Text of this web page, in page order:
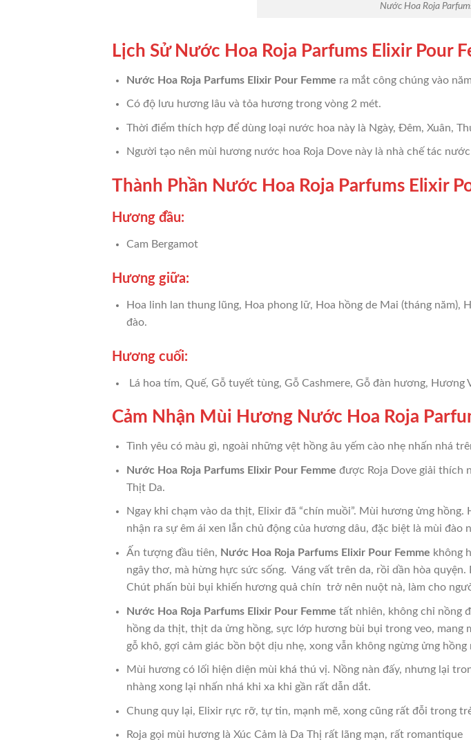
Nước Hoa Roja
Lịch Sử Nước Hoa Roja Parfums Elixir Pour
Nước Hoa Roja Parfums Elixir Pour Femme ra mắt công chúng vào
Có độ lưu hương lâu và tỏa hương trong vòng 2 mét.
Thời điểm thích hợp để dùng loại nước hoa này là Ngày, Đêm, Xuân,
Người tạo nên mùi hương nước hoa Roja Dove này là nhà chế tác nước
Thành Phần Nước Hoa Roja Parfums Elixir
Hương đầu:
Cam Bergamot
Hương giữa:
Hoa linh lan thung lũng, Hoa phong lữ, Hoa hồng de Mai (tháng năm),
đào.
Hương cuối:
Lá hoa tím, Quế, Gỗ tuyết tùng, Gỗ Cashmere, Gỗ đàn hương, Hương
Cảm Nhận Mùi Hương Nước Hoa Roja
Tình yêu có màu gì, ngoài những vệt hồng âu yếm cào nhẹ nhấn nhá
Nước Hoa Roja Parfums Elixir Pour Femme được Roja Dove giải thích
Thịt Da.
Ngay khi chạm vào da thịt, Elixir đã “chín muồi”. Mùi hương ửng
nhận ra sự êm ái xen lẫn chủ động của hương dâu, đặc biệt là mùi
Ấn tượng đầu tiên, Nước Hoa Roja Parfums Elixir Pour Femme không
ngây thơ, mà hừng hực sức sống. Váng vất trên da, rồi dần hòa
Chút phấn bùi bụi khiến hương quả chín trở nên nuột nà, làm cho
Nước Hoa Roja Parfums Elixir Pour Femme tất nhiên, không chỉ nồng
hồng da thịt, thịt da ửng hồng, sực lớp hương bùi bụi trong veo, mang
gỗ khô, gợi cảm giác bồn bột dịu nhẹ, xong vẫn không ngừng ửng hồng
Mùi hương có lối hiện diện mùi khá thú vị. Nồng nàn đấy, nhưng lại
nhàng xong lại nhấn nhá khi xa khi gần rất dẫn dắt.
Chung quy lại, Elixir rực rỡ, tự tin, mạnh mẽ, xong cũng rất đỗi trong
Roja gọi mùi hương là Xúc Cảm là Da Thị rất lãng mạn, rất romantique